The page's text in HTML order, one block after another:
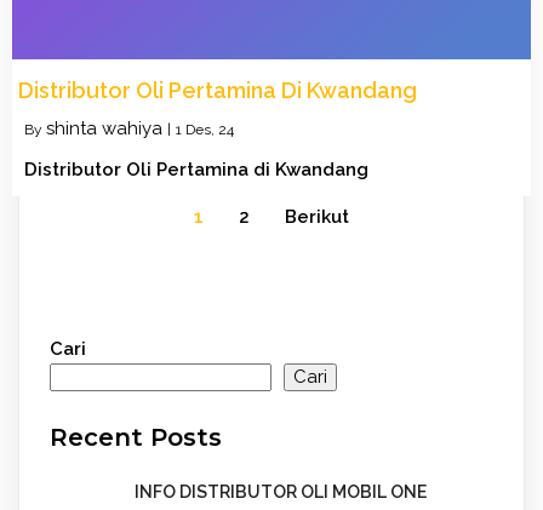
Distributor Oli Pertamina Di Kwandang
By shinta wahiya | 1 Des, 24
Distributor Oli Pertamina di Kwandang
1 2 Berikut
Cari
Cari
Recent Posts
INFO DISTRIBUTOR OLI MOBIL ONE